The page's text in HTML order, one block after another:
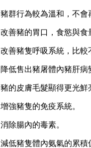
豬群行為較為溫和，不會
改善豬的胃口，食慾與食
改善豬隻呼吸系統，比較
降低售出豬屠體內豬肝病
豬的皮膚毛髮顯得更光鮮
增強豬隻的免疫系統。
消除腸內的毒素。
減低豬隻體內氨氣的累積